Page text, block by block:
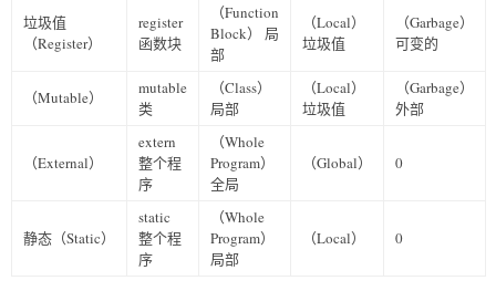
垃圾值
（Register）
register
函数块
（Function
Block） 局
部
（Local）
垃圾值
（Garbage）
可变的
（Mutable）
mutable
类
（Class）
局部
（Local）
垃圾值
（Garbage）
外部
（External）
extern
整个程
序
（Whole
Program）
全局
（Global） 0
静态（Static）
static
整个程
序
（Whole
Program）
局部
（Local） 0